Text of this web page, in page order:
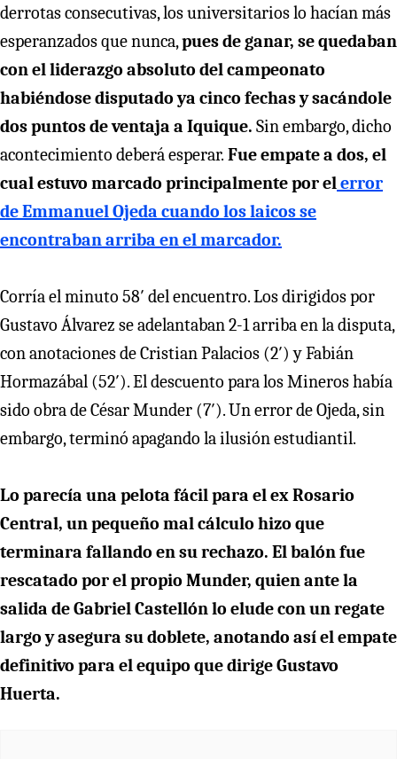
derrotas consecutivas, los universitarios lo hacían más
esperanzados que nunca,pues de ganar, se quedaban
con el liderazgo absoluto del campeonato
habiéndose disputado ya cinco fechas y sacándole
dos puntos de ventaja a Iquique. Sin embargo, dicho
acontecimiento deberá esperar. Fue empate a dos, el
cual estuvo marcado principalmente por elerror
de Emmanuel Ojeda cuando los laicos se
encontraban arriba en el marcador.
Corría el minuto 58′ del encuentro. Los dirigidos por
Gustavo Álvarez se adelantaban 2-1 arriba en la disputa,
con anotaciones de Cristian Palacios (2′) y Fabián
Hormazábal (52′). El descuento para los Mineros había
sido obra de César Munder (7′). Un error de Ojeda, sin
embargo, terminó apagando la ilusión estudiantil.
Lo parecía una pelota fácil para el ex Rosario
Central, un pequeño mal cálculo hizo que
terminara fallando en su rechazo. El balón fue
rescatado por el propio Munder, quien ante la
salida de Gabriel Castellón lo elude con un regate
largo y asegura su doblete, anotando así el empate
definitivo para el equipo que dirige Gustavo
Huerta.